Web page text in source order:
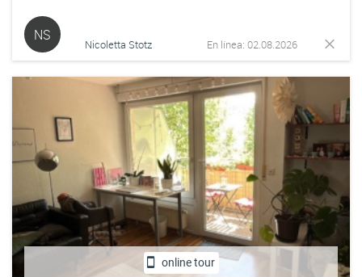
NS
Nicoletta Stotz En línea: 02.08.2026
online tour